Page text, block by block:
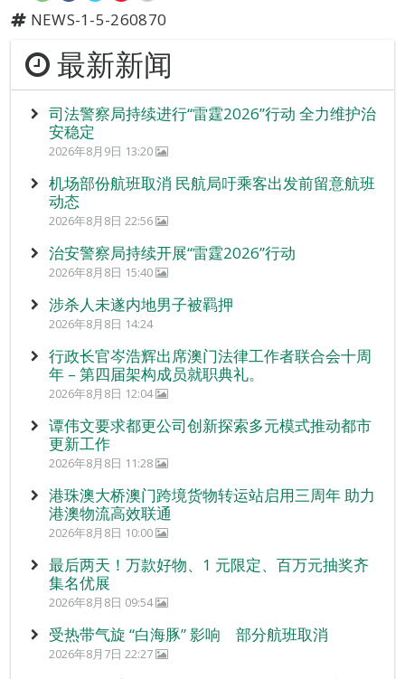
NEWS-1-5-260870
最新新闻
司法警察局持续进行“雷霆2026”行动 全力维护治
安稳定
2026年8月9日 13:20
机场部份航班取消 民航局吁乘客出发前留意航班
动态
2026年8月8日 22:56
治安警察局持续开展“雷霆2026”行动
2026年8月8日 15:40
涉杀人未遂内地男子被羁押
2026年8月8日 14:24
行政长官岑浩辉出席澳门法律工作者联合会十周
年 – 第四届架构成员就职典礼。
2026年8月8日 12:04
谭伟文要求都更公司创新探索多元模式推动都市
更新工作
2026年8月8日 11:28
港珠澳大桥澳门跨境货物转运站启用三周年 助力
港澳物流高效联通
2026年8月8日 10:00
最后两天！万款好物、1 元限定、百万元抽奖齐
集名优展
2026年8月8日 09:54
受热带气旋 “白海豚” 影响 部分航班取消
2026年8月7日 22:27